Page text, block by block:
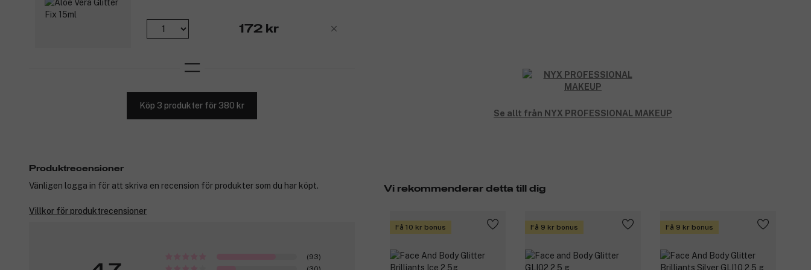
172 kr
Köp 3 produkter för 380 kr
Se allt från NYX PROFESSIONAL MAKEUP
Vi rekommenderar detta till dig
Få 10 kr bonus Få 9 kr bonus Få 9 kr bonus
Produktrecensioner
Vänligen logga in för att skriva en recension för produkter som du har köpt.
Villkor för produktrecensioner
(93)